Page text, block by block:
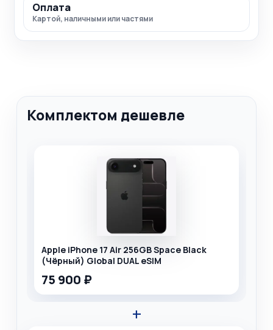
Оплата
Картой, наличными или частями
Комплектом дешевле
Apple iPhone 17 Air 256GB Space Black
(Чёрный) Global DUAL eSIM
75 900 ₽
+